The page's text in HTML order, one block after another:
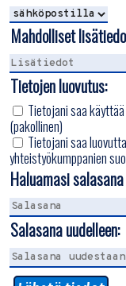
Mahdolliset
Tietojen luovutus:
Tietojani saa
(pakollinen)
Tietojani saa
yhteistyökumppanien
Haluamasi
Salasana uudelleen: